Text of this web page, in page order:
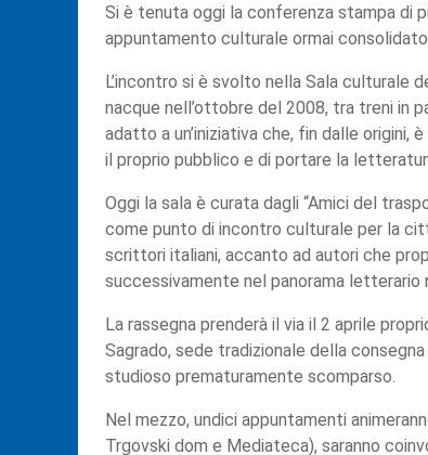
Si è tenuta oggi la conferenza stampa di
appuntamento culturale ormai
L’incontro si è svolto nella Sala culturale
nacque nell’ottobre del 2008, tra treni in
adatto a un’iniziativa che, fin dalle
il proprio pubblico e di portare la
Oggi la sala è curata dagli “Amici del
come punto di incontro culturale per la
scrittori italiani, accanto ad autori che
successivamente nel panorama letterario
La rassegna prenderà il via il 2 aprile
Sagrado, sede tradizionale della
studioso prematuramente scomparso.
Nel mezzo, undici appuntamenti
Trgovski dom e Mediateca), saranno